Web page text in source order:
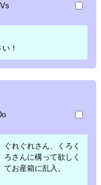
！
ぐれぐれさん、くろく
ろさんに構って欲しく
てお産箱に乱入。